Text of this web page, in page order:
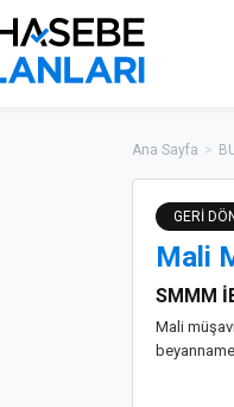
Ana Sayfa >
GERİ DÖN
Mali
SMMM
Mali